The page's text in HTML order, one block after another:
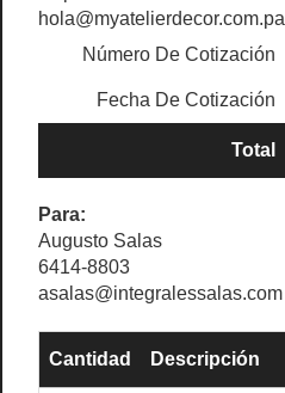
hola@myatelierdecor.com.pa
Número De Cotización
Fecha De Cotización
Total
Para:
Augusto Salas
6414-8803
asalas@integralessalas.com
Cantidad Descripción